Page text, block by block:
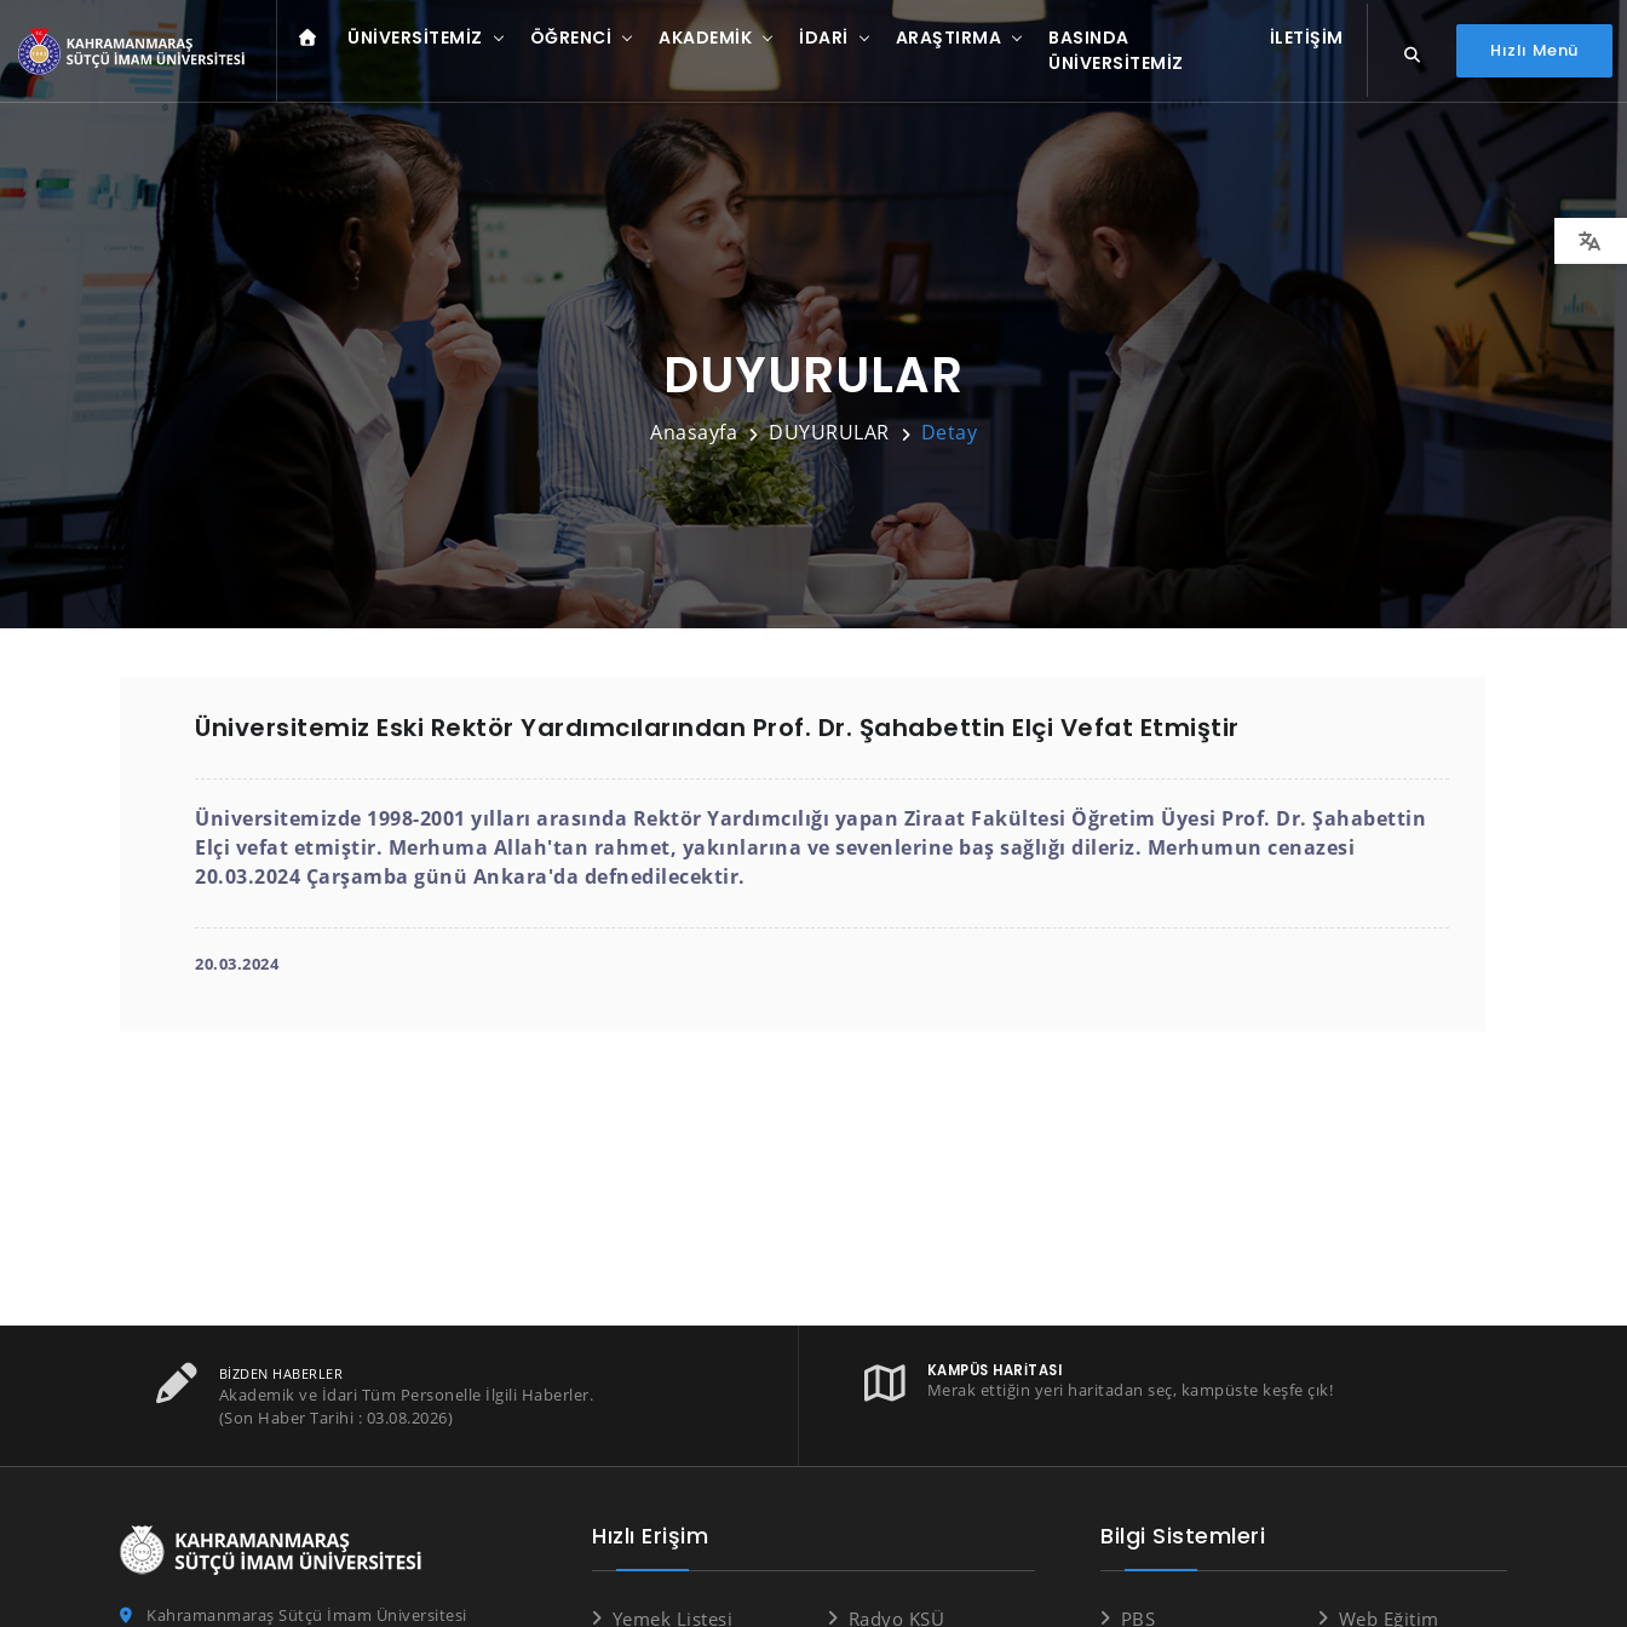
ÜNIVERSITEMIZ ÖĞRENCI AKADEMIK İDARI ARAŞTIRMA
BASINDA
ÜNIVERSITEMIZ
İLETIŞIM
Hızlı Menü
DUYURULAR
Anasayfa DUYURULAR Detay
Üniversitemiz Eski Rektör Yardımcılarından Prof. Dr. Şahabettin Elçi Vefat Etmiştir
Üniversitemizde 1998-2001 yılları arasında Rektör Yardımcılığı yapan Ziraat Fakültesi Öğretim Üyesi Prof. Dr. Şahabettin
Elçi vefat etmiştir. Merhuma Allah'tan rahmet, yakınlarına ve sevenlerine baş sağlığı dileriz. Merhumun cenazesi
20.03.2024 Çarşamba günü Ankara'da defnedilecektir.
20.03.2024
BIZDEN HABERLER
Akademik ve İdari Tüm Personelle İlgili Haberler.
(Son Haber Tarihi : 03.08.2026)
KAMPÜS HARITASI
Merak ettiğin yeri haritadan seç, kampüste keşfe çık!
Kahramanmaraş Sütçü İmam Üniversitesi
Hızlı Erişim
Yemek Listesi Radyo KSÜ
Bilgi Sistemleri
PBS Web Eğitim